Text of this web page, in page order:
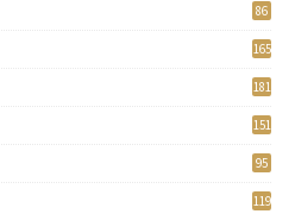
86
165
181
151
95
119